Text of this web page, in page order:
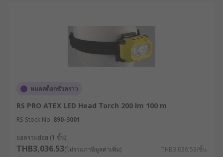
งานกู้ภัยและก่อสร้าง : เลือกใช้งานไฟฉายคาดหัว
แบตทน ๆ เพื่อให้ผู้ปฏิบัติงานมองเห็นได้ชัดและ
ต่อเนื่อง ในพื้นที่อันตรายหรือตอนกลางคืน
กิจกรรมกลางแจ้ง : เลือกไฟฉายคาดหัว 500 ลู
กิจกรรมกลางแจ้ง เช่น การเดินป่า ปีนเขา วิ่งตอน
กลางคืน หรือแคมป์ปิ้ง
งานช่างและ DIY ภายในบ้าน : ไฟคาดหน้าผาก
เดินสายไฟ
หมดสต็อกชั่วคราว
RS PRO ATEX LED Head Torch 200 lm 100 m
RS Stock No. 890-3001
ยอดรวมย่อย (1 ชิ้น)
THB3,036.53(ไม่รวมภาษีมูลค่าเพิ่ม) THB3,036.53/ชิ้น